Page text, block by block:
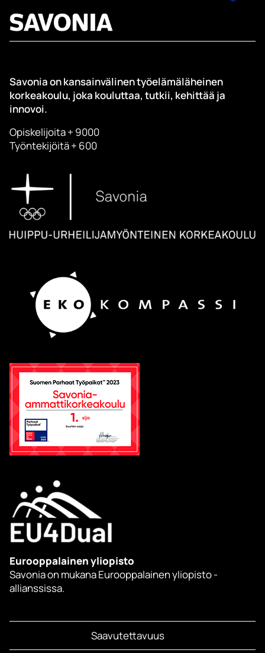
Savonia on kansainvälinen työelämäläheinen
korkeakoulu, joka kouluttaa, tutkii, kehittää ja
innovoi.
Opiskelijoita + 9000
Työntekijöitä + 600
Eurooppalainen yliopisto
Savonia on mukana Eurooppalainen yliopisto -
allianssissa.
Saavutettavuus